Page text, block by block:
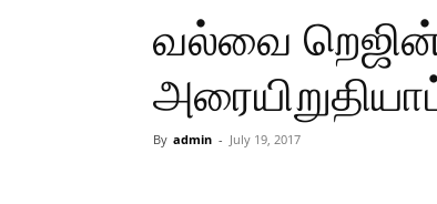
வல்வை
By admin - July 19, 2017